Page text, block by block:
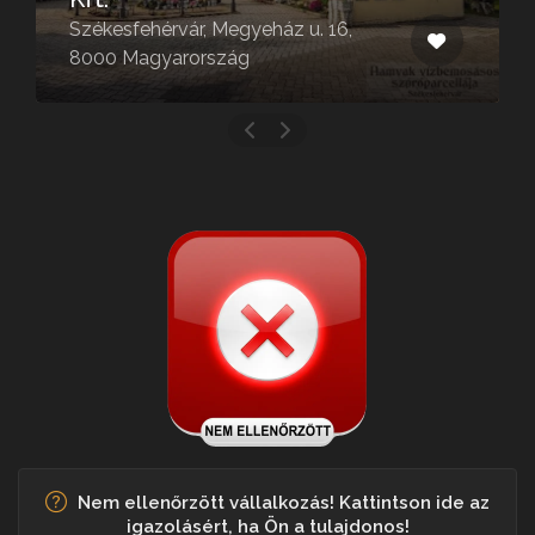
Székesfehérvár, Megyeház u. 16,
8000 Magyarország
Nem ellenőrzött vállalkozás! Kattintson ide az
igazolásért, ha Ön a tulajdonos!